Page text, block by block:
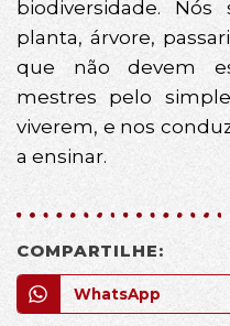
biodiversidade.
planta, árvore,
que não devem
mestres pelo
viverem, e nos
a ensinar.
COMPARTILHE:
WhatsApp